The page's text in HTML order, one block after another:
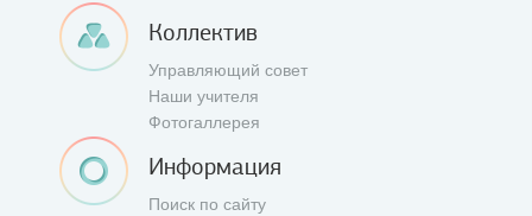
Коллектив
Управляющий совет
Наши учителя
Фотогаллерея
Информация
Поиск по сайту